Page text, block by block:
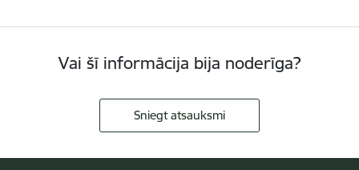
Vai šī informācija bija noderīga?
Sniegt atsauksmi